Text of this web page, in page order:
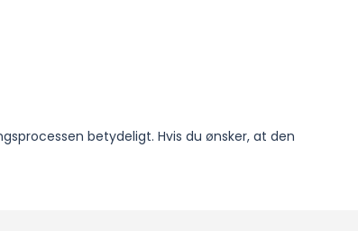
betydeligt. Hvis du ønsker, at den